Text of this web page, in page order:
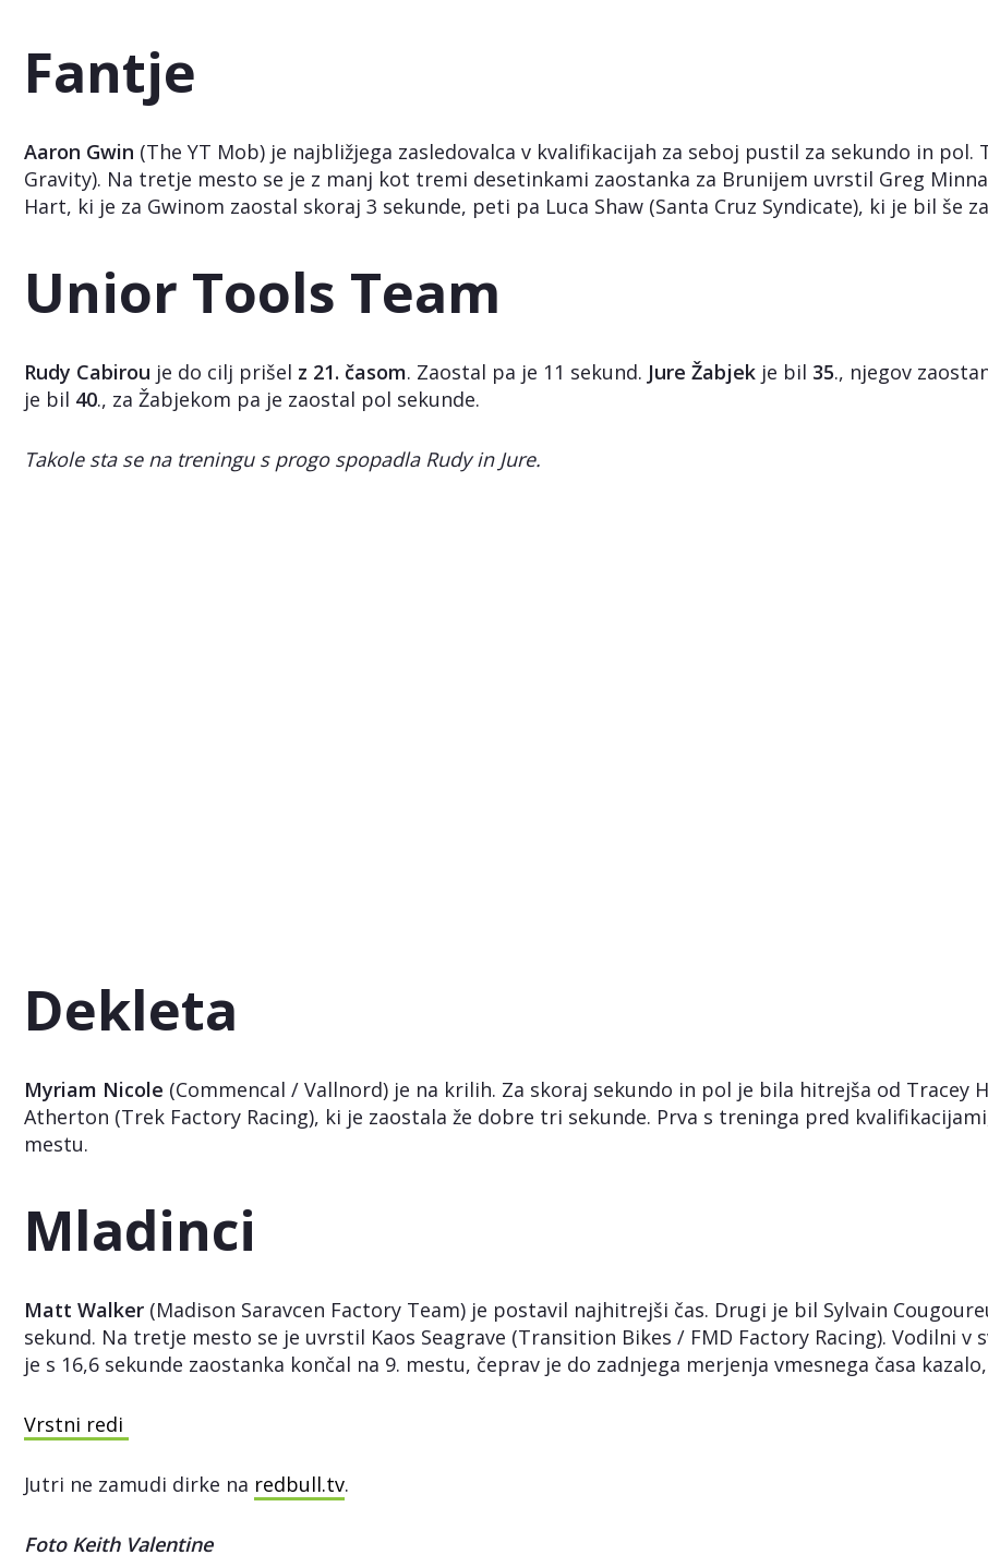
Fantje
Aaron Gwin (The YT Mob) je najbližjega zasledovalca v kvalifikacijah za seboj pustil za sekundo in
Gravity). Na tretje mesto se je z manj kot tremi desetinkami zaostanka za Brunijem uvrstil Greg
Hart, ki je za Gwinom zaostal skoraj 3 sekunde, peti pa Luca Shaw (Santa Cruz Syndicate), ki je bil še
Unior Tools Team
Rudy Cabirou je do cilj prišel z 21. časom. Zaostal pa je 11 sekund. Jure Žabjek je bil 35., njegov
je bil 40., za Žabjekom pa je zaostal pol sekunde.
Takole sta se na treningu s progo spopadla Rudy in Jure.
Dekleta
Myriam Nicole (Commencal / Vallnord) je na krilih. Za skoraj sekundo in pol je bila hitrejša od Tracey
Atherton (Trek Factory Racing), ki je zaostala že dobre tri sekunde. Prva s treninga pred
mestu.
Mladinci
Matt Walker (Madison Saravcen Factory Team) je postavil najhitrejši čas. Drugi je bil Sylvain
sekund. Na tretje mesto se je uvrstil Kaos Seagrave (Transition Bikes / FMD Factory Racing). Vodilni v
je s 16,6 sekunde zaostanka končal na 9. mestu, čeprav je do zadnjega merjenja vmesnega časa
Vrstni redi
Jutri ne zamudi dirke na redbull.tv.
Foto Keith Valentine